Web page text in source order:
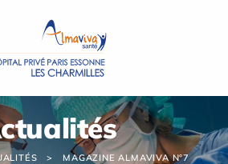
MAGAZINE ALMAVIVA N°7